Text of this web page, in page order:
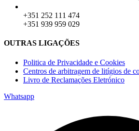
+351 252 111 474
+351 939 959 029
OUTRAS LIGAÇÕES
Politica de Privacidade e Cookies
Centros de arbitragem de litígios de
Livro de Reclamações Eletrónico
Whatsapp